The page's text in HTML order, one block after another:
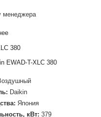
менеджера
EWAD-T-XLC 380
Daikin
Япония
кВт: 379